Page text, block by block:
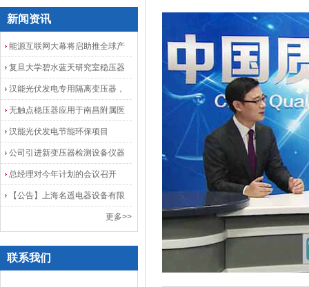
新闻资讯
能源互联网大幕将启助推全球产
业发展加速度
复旦大学碧水蓝天研究室稳压器
安装调试成功
汉能光伏发电专用隔离变压器，
光伏发电隔离配电柜
无触点稳压器应用于南昌附属医
院
汉能光伏发电节能环保项目
公司引进新变压器检测设备仪器
总经理对今年计划的会议召开
【公告】上海名遥电器设备有限
更多>>
联系我们